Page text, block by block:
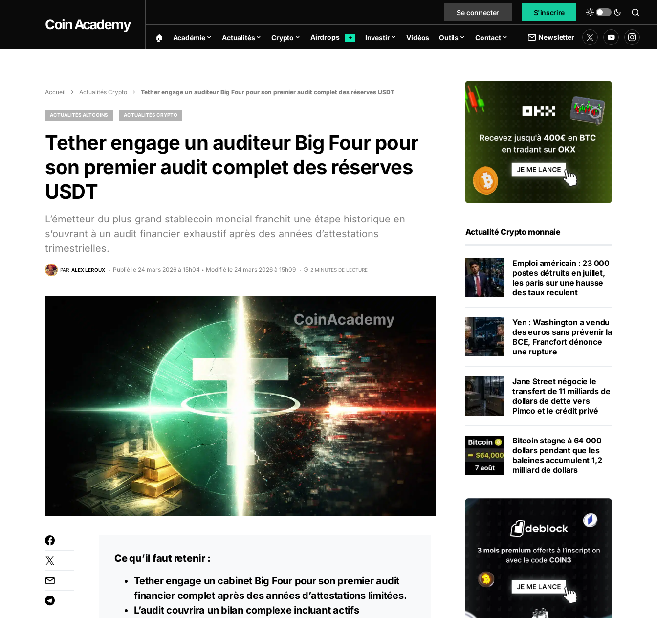
Coin Academy
Se connecter S'inscrire
🏠︎ Académie Actualités Crypto Airdrops ✦ Investir Vidéos Outils Contact Newsletter
Accueil Actualités Crypto Tether engage un auditeur Big Four pour son premier audit complet des réserves USDT
ACTUALITÉS ALTCOINS ACTUALITÉS CRYPTO
Tether engage un auditeur Big Four pour
son premier audit complet des réserves
USDT
L’émetteur du plus grand stablecoin mondial franchit une étape historique en
s’ouvrant à un audit financier exhaustif après des années d’attestations
trimestrielles.
PAR ALEX LEROUX Publié le 24 mars 2026 à 15h04 • Modifié le 24 mars 2026 à 15h09 2 MINUTES DE LECTURE
Ce qu’il faut retenir :
Tether engage un cabinet Big Four pour son premier audit
financier complet après des années d’attestations limitées.
L’audit couvrira un bilan complexe incluant actifs
Actualité Crypto monnaie
Emploi américain : 23 000
postes détruits en juillet,
les paris sur une hausse
des taux reculent
Yen : Washington a vendu
des euros sans prévenir la
BCE, Francfort dénonce
une rupture
Jane Street négocie le
transfert de 11 milliards de
dollars de dette vers
Pimco et le crédit privé
Bitcoin stagne à 64 000
dollars pendant que les
baleines accumulent 1,2
milliard de dollars